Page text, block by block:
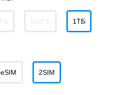
512ГБ 1ТБ
2SIM